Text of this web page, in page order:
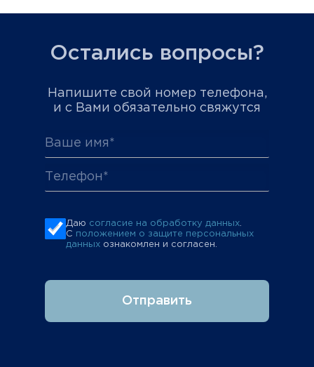
Остались вопросы?
Напишите свой номер телефона,
и с Вами обязательно свяжутся
Даю согласие на обработку данных.
С положением о защите персональных
данных ознакомлен и согласен.
Отправить